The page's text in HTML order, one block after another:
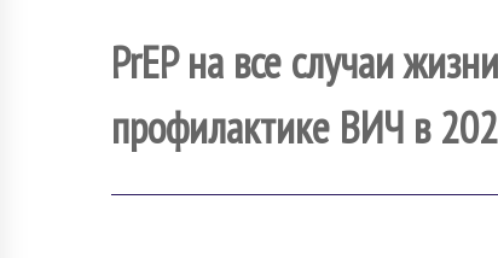
PrEP на все случаи
профилактике ВИЧ в